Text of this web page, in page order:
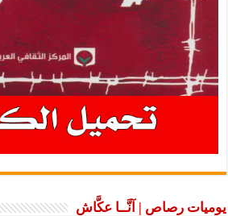
يوميات رصاص | آنَّــا عكَّاش